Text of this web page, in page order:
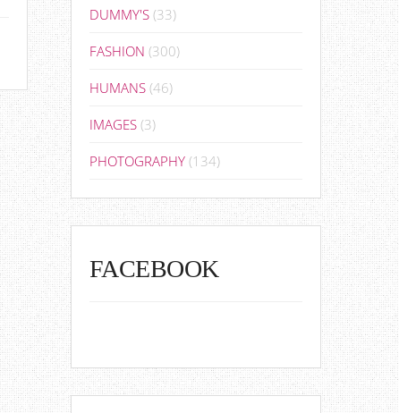
DUMMY'S (33)
FASHION (300)
HUMANS (46)
IMAGES (3)
PHOTOGRAPHY (134)
FACEBOOK